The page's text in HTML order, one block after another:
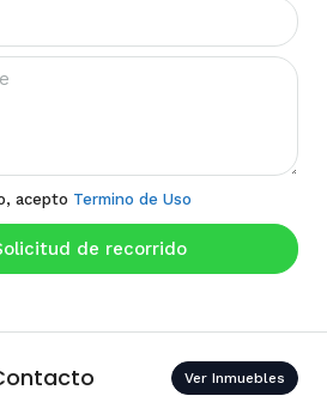
acepto Termino de Uso
de recorrido
Ver Inmuebles